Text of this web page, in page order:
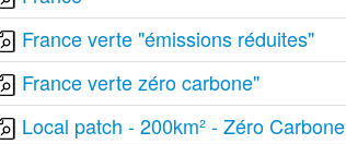
France verte "émissions réduites"
France verte zéro carbone"
Local patch - 200km² - Zéro Carbone